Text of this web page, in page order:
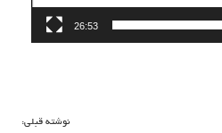
26:53
نوشته قبلی: